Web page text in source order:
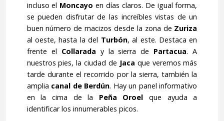
incluso el Moncayoen días claros. De igual forma,
se pueden disfrutar de las increíbles vistas de un
buen número de macizos desde la zona de Zuriza
al oeste, hasta la del Turbón, al este. Destaca en
frente el Collarada y la sierra de Partacua. A
nuestros pies, la ciudad de Jaca que veremos más
tarde durante el recorrido por la sierra, también la
amplia canal de Berdún. Hay un panel informativo
en la cima de la Peña Oroel que ayuda a
identificar los innumerables picos.